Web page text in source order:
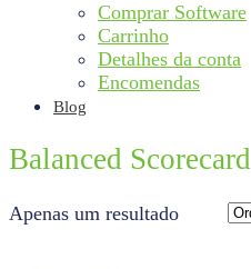
Comprar Software
Carrinho
Detalhes da conta
Encomendas
Blog
Balanced Scorecard
Apenas um resultado